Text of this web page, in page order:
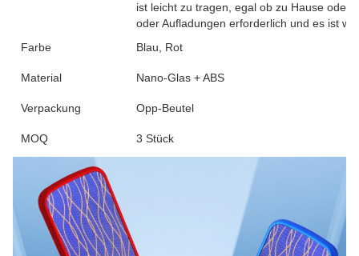
ist leicht zu tragen, egal ob zu Hause oder
oder Aufladungen erforderlich und es ist
Farbe
Blau, Rot
Material Nano-Glas + ABS
Verpackung Opp-Beutel
MOQ 3 Stück